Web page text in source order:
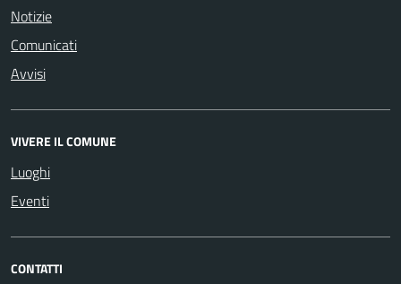
Notizie
Comunicati
Avvisi
VIVERE IL COMUNE
Luoghi
Eventi
CONTATTI